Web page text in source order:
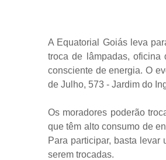
A Equatorial Goiás leva
troca de lâmpadas, oficina
consciente de energia. O
de Julho, 573 - Jardim do
Os moradores poderão
que têm alto consumo de
Para participar, basta
serem trocadas.